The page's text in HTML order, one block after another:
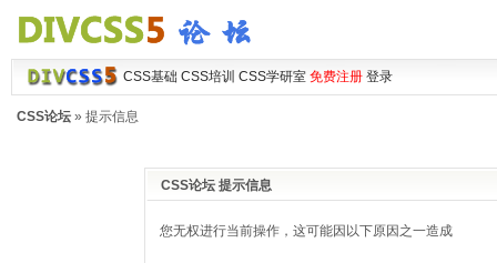
CSS基础 CSS培训 CSS学研室 免费注册 登录
CSS论坛» 提示信息
CSS论坛 提示信息
您无权进行当前操作，这可能因以下原因之一造成